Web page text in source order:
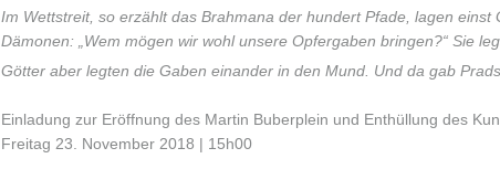
Im Wettstreit, so erzählt das Brahmana der hundert Pfade, lagen
Dämonen: „Wem mögen wir wohl unsere Opfergaben bringen?“ Sie
Götter aber legten die Gaben einander in den Mund. Und da gab
Einladung zur Eröffnung des Martin Buberplein und Enthüllung des
Freitag 23. November 2018 | 15h00